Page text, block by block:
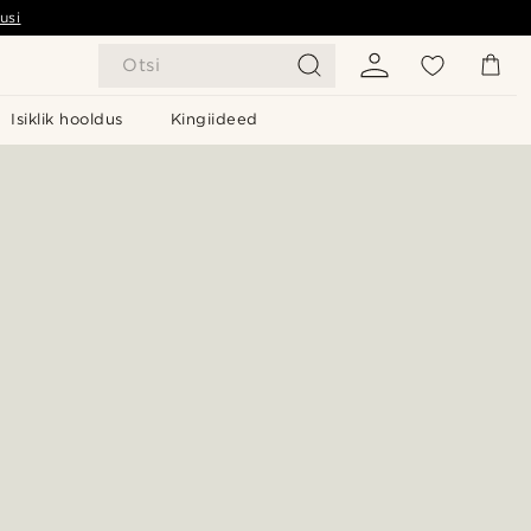
Otsi
Isiklik hooldus Kingiideed